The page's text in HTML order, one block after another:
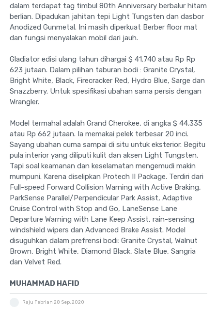
dalam terdapat tag timbul 80th Anniversary berbalur hitam
berlian. Dipadukan jahitan tepi Light Tungsten dan dasbor
Anodized Gunmetal. Ini masih diperkuat Berber floor mat
dan fungsi menyalakan mobil dari jauh.
Gladiator edisi ulang tahun dihargai $ 41.740 atau Rp Rp
623 jutaan. Dalam pilihan taburan bodi : Granite Crystal,
Bright White, Black, Firecracker Red, Hydro Blue, Sarge dan
Snazzberry. Untuk spesifikasi ubahan sama persis dengan
Wrangler.
Model termahal adalah Grand Cherokee, di angka $ 44.335
atau Rp 662 jutaan. Ia memakai pelek terbesar 20 inci.
Sayang ubahan cuma sampai di situ untuk eksterior. Begitu
pula interior yang diliputi kulit dan aksen Light Tungsten.
Tapi soal keamanan dan keselamatan mengemudi makin
mumpuni. Karena diselipkan Protech II Package. Terdiri dari
Full-speed Forward Collision Warning with Active Braking,
ParkSense Parallel/Perpendicular Park Assist, Adaptive
Cruise Control with Stop and Go, LaneSense Lane
Departure Warning with Lane Keep Assist, rain-sensing
windshield wipers dan Advanced Brake Assist. Model
disuguhkan dalam prefrensi bodi: Granite Crystal, Walnut
Brown, Bright White, Diamond Black, Slate Blue, Sangria
dan Velvet Red.
MUHAMMAD HAFID
Raju Febrian 28 Sep, 2020